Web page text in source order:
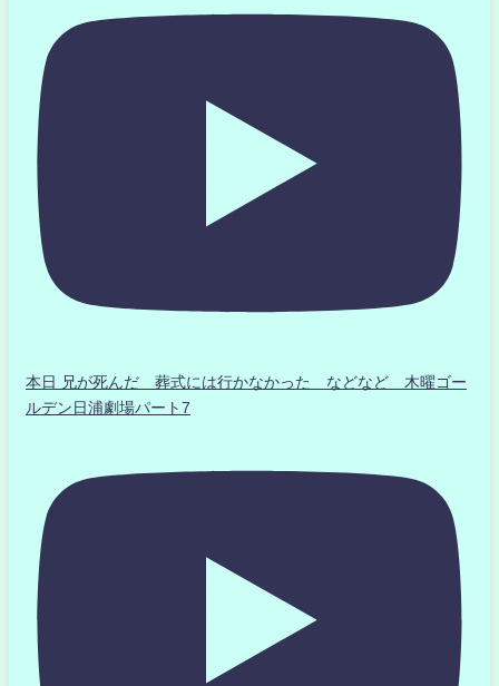
本日 兄が死んだ 葬式には行かなかった などなど 木曜ゴー
ルデン日浦劇場パート7